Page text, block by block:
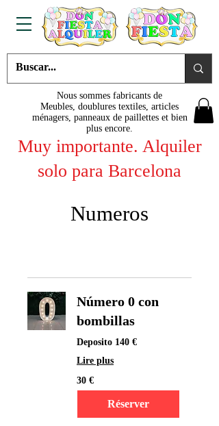
Nous sommes fabricants de
Meubles, doublures textiles, articles
ménagers, panneaux de paillettes et bien
plus encore.
Muy importante. Alquiler
solo para Barcelona
Numeros
Número 0 con
bombillas
Deposito 140 €
Lire plus
30
euros
30 €
Réserver